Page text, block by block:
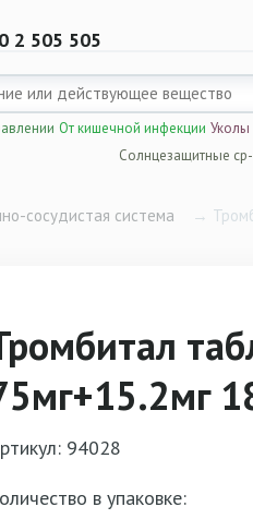
2 505 505
От кишечной инфекции
Солнцезащитные
сосудистая система →
94028
в упаковке: